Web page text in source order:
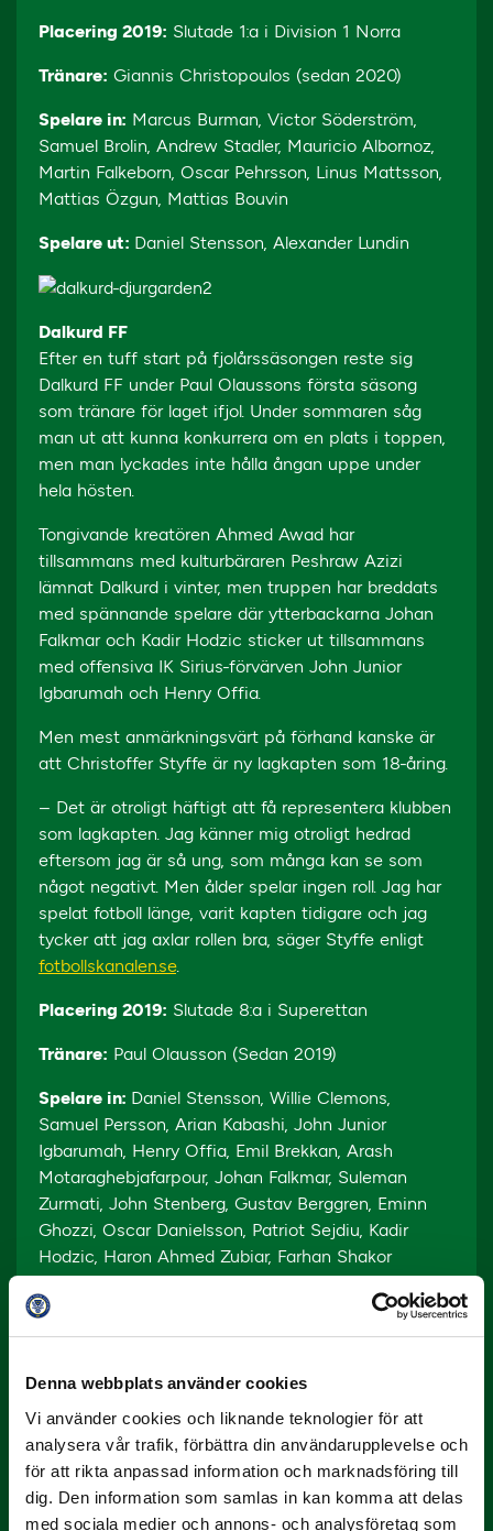
Denna webbplats använder cookies
Vi använder cookies och liknande teknologier för att
analysera vår trafik, förbättra din användarupplevelse och
för att rikta anpassad information och marknadsföring till
dig. Den information som samlas in kan komma att delas
med sociala medier och annons- och analysföretag som
Placering 2019: Slutade 1:a i Division 1 Norra
Tränare: Giannis Christopoulos (sedan 2020)
Spelare in: Marcus Burman, Victor Söderström,
Samuel Brolin, Andrew Stadler, Mauricio Albornoz,
Martin Falkeborn, Oscar Pehrsson, Linus Mattsson,
Mattias Özgun, Mattias Bouvin
Spelare ut: Daniel Stensson, Alexander Lundin
Dalkurd FF
Efter en tuff start på fjolårssäsongen reste sig
Dalkurd FF under Paul Olaussons första säsong
som tränare för laget ifjol. Under sommaren såg
man ut att kunna konkurrera om en plats i toppen,
men man lyckades inte hålla ångan uppe under
hela hösten.
Tongivande kreatören Ahmed Awad har
tillsammans med kulturbäraren Peshraw Azizi
lämnat Dalkurd i vinter, men truppen har breddats
med spännande spelare där ytterbackarna Johan
Falkmar och Kadir Hodzic sticker ut tillsammans
med offensiva IK Sirius-förvärven John Junior
Igbarumah och Henry Offia.
Men mest anmärkningsvärt på förhand kanske är
att Christoffer Styffe är ny lagkapten som 18-åring.
– Det är otroligt häftigt att få representera klubben
som lagkapten. Jag känner mig otroligt hedrad
eftersom jag är så ung, som många kan se som
något negativt. Men ålder spelar ingen roll. Jag har
spelat fotboll länge, varit kapten tidigare och jag
tycker att jag axlar rollen bra, säger Styffe enligt
fotbollskanalen.se.
Placering 2019: Slutade 8:a i Superettan
Tränare: Paul Olausson (Sedan 2019)
Spelare in: Daniel Stensson, Willie Clemons,
Samuel Persson, Arian Kabashi, John Junior
Igbarumah, Henry Offia, Emil Brekkan, Arash
Motaraghebjafarpour, Johan Falkmar, Suleman
Zurmati, John Stenberg, Gustav Berggren, Eminn
Ghozzi, Oscar Danielsson, Patriot Sejdiu, Kadir
Hodzic, Haron Ahmed Zubiar, Farhan Shakor
Spelare ut:
Degerfors IF
Degerfors IF börjar om. Under höstsäsongen nådde
man kulmen under Stefan Jacobssons ledarskap då
laget, med skyttekungen Erik Björndahl i spetsen,